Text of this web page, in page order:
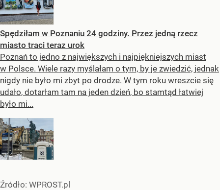
Spędziłam w Poznaniu 24 godziny. Przez jedną rzecz
miasto traci teraz urok
Poznań to jedno z największych i najpiękniejszych miast
w Polsce. Wiele razy myślałam o tym, by je zwiedzić, jednak
nigdy nie było mi zbyt po drodze. W tym roku wreszcie się
udało, dotarłam tam na jeden dzień, bo stamtąd łatwiej
było mi...
Źródło: WPROST.pl